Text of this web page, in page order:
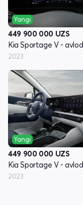
Yangi
449 900 000 UZS
Kia Sportage V - avlod
2023
Yangi
449 900 000 UZS
Kia Sportage V - avlod
2023